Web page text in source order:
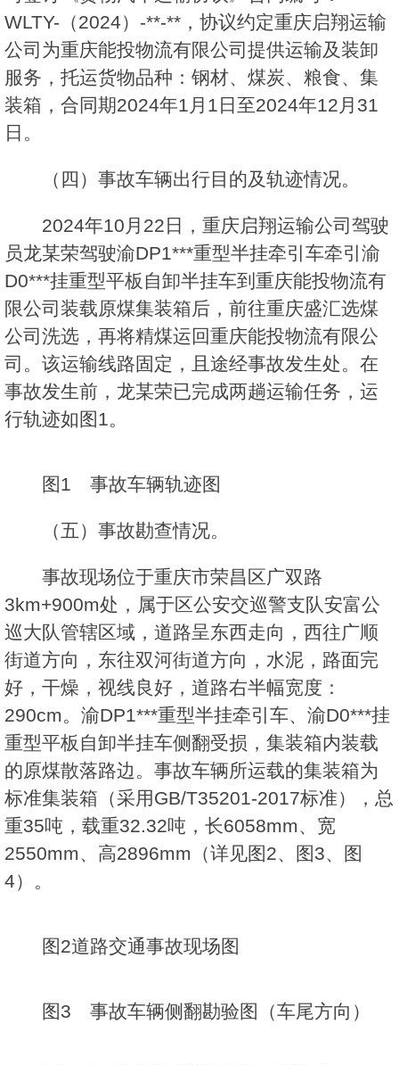
WLTY-（2024）-**-**，协议约定重庆启翔运输
公司为重庆能投物流有限公司提供运输及装卸
服务，托运货物品种：钢材、煤炭、粮食、集
装箱，合同期2024年1月1日至2024年12月31
日。
（四）事故车辆出行目的及轨迹情况。
2024年10月22日，重庆启翔运输公司驾驶
员龙某荣驾驶渝DP1***重型半挂牵引车牵引渝
D0***挂重型平板自卸半挂车到重庆能投物流有
限公司装载原煤集装箱后，前往重庆盛汇选煤
公司洗选，再将精煤运回重庆能投物流有限公
司。该运输线路固定，且途经事故发生处。在
事故发生前，龙某荣已完成两趟运输任务，运
行轨迹如图1。
图1 事故车辆轨迹图
（五）事故勘查情况。
事故现场位于重庆市荣昌区广双路
3km+900m处，属于区公安交巡警支队安富公
巡大队管辖区域，道路呈东西走向，西往广顺
街道方向，东往双河街道方向，水泥，路面完
好，干燥，视线良好，道路右半幅宽度：
290cm。渝DP1***重型半挂牵引车、渝D0***挂
重型平板自卸半挂车侧翻受损，集装箱内装载
的原煤散落路边。事故车辆所运载的集装箱为
标准集装箱（采用GB/T35201-2017标准），总
重35吨，载重32.32吨，长6058mm、宽
2550mm、高2896mm（详见图2、图3、图
4）。
图2道路交通事故现场图
图3 事故车辆侧翻勘验图（车尾方向）